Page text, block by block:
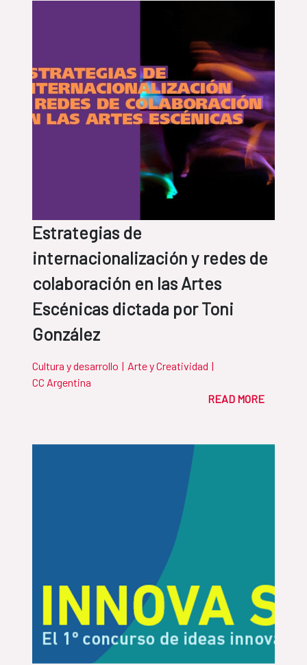
Estrategias de
internacionalización y redes de
colaboración en las Artes
Escénicas dictada por Toni
González
Cultura y desarrollo | Arte y Creatividad |
CC Argentina
READ MORE